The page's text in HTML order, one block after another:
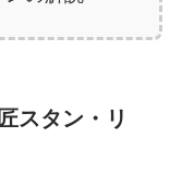
スタン・リ